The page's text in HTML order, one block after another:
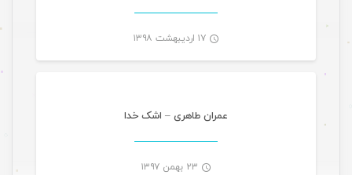
۱۷ اردیبهشت ۱۳۹۸
عمران طاهری – اشک خدا
۲۳ بهمن ۱۳۹۷